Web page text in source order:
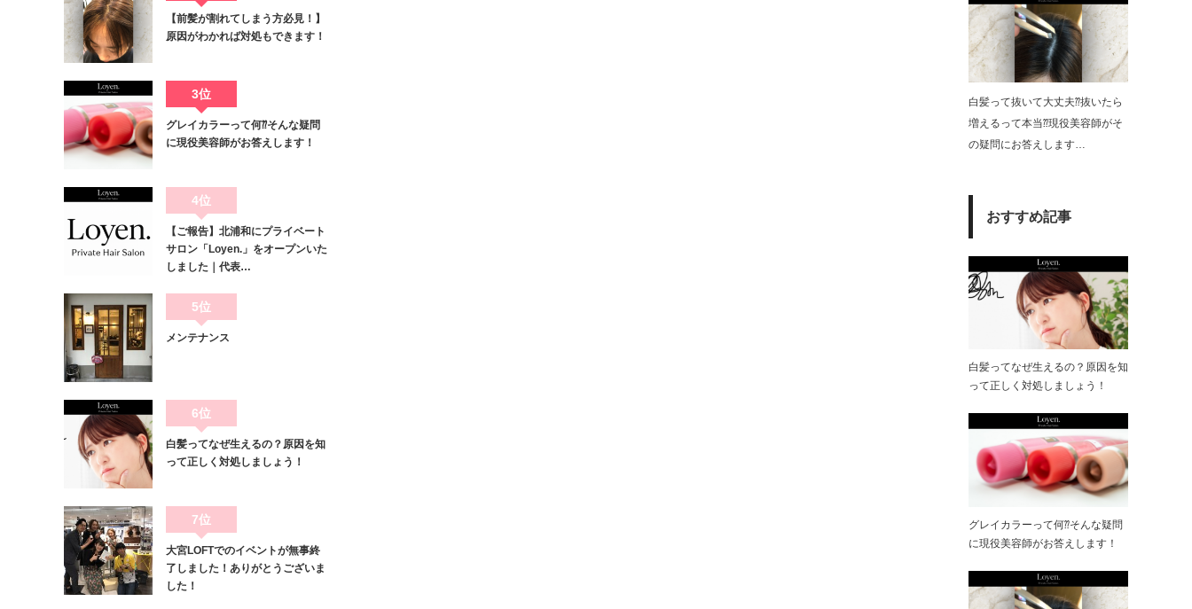
【前髪が割れてしまう方必見！】
原因がわかれば対処もできます！
3位
グレイカラーって何⁇そんな疑問
に現役美容師がお答えします！
4位
【ご報告】北浦和にプライベート
サロン「Loyen.」をオープンいた
しました｜代表…
5位
メンテナンス
6位
白髪ってなぜ生えるの？原因を知
って正しく対処しましょう！
7位
大宮LOFTでのイベントが無事終
了しました！ありがとうございま
した！
白髪って抜いて大丈夫⁇抜いたら
増えるって本当⁇現役美容師がそ
の疑問にお答えします…
おすすめ記事
白髪ってなぜ生えるの？原因を知
って正しく対処しましょう！
グレイカラーって何⁇そんな疑問
に現役美容師がお答えします！